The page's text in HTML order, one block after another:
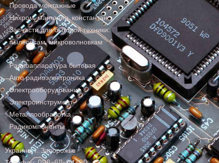
Провода монтажные
Нихром, манганин, константан
Запчасти для бытовой техники:
пылесосам, микроволновкам
Радиоаппаратура бытовая
Авто радиоэлектроника
Электрооборудование
Электроинструмент
Металлообработка
Радикомпоненты
Украина, г. Запорожье